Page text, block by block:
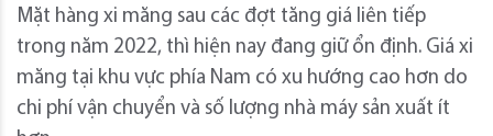
Mặt hàng xi măng sau các đợt tăng giá liên tiếp
trong năm 2022, thì hiện nay đang giữ ổn định. Giá xi
măng tại khu vực phía Nam có xu hướng cao hơn do
chi phí vận chuyển và số lượng nhà máy sản xuất ít